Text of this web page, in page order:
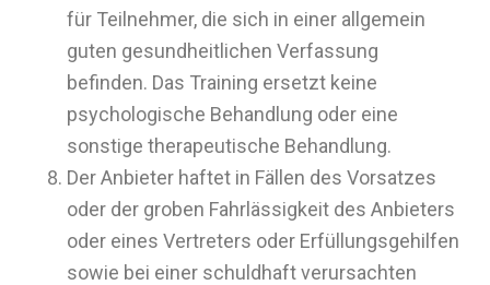
für Teilnehmer, die sich in einer allgemein
guten gesundheitlichen Verfassung
befinden. Das Training ersetzt keine
psychologische Behandlung oder eine
sonstige therapeutische Behandlung.
Der Anbieter haftet in Fällen des Vorsatzes
oder der groben Fahrlässigkeit des Anbieters
oder eines Vertreters oder Erfüllungsgehilfen
sowie bei einer schuldhaft verursachten